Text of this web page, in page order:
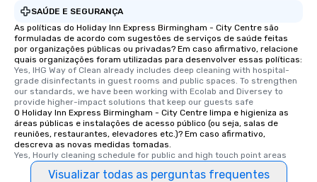
SAÚDE E SEGURANÇA
As políticas do Holiday Inn Express Birmingham - City Centre são
formuladas de acordo com sugestões de serviços de saúde feitas
por organizações públicas ou privadas? Em caso afirmativo, relacione
quais organizações foram utilizadas para desenvolver essas políticas:
Yes, IHG Way of Clean already includes deep cleaning with hospital-
grade disinfectants in guest rooms and public spaces. To strengthen
our standards, we have been working with Ecolab and Diversey to
provide higher-impact solutions that keep our guests safe
O Holiday Inn Express Birmingham - City Centre limpa e higieniza as
áreas públicas e instalações de acesso público (ou seja, salas de
reuniões, restaurantes, elevadores etc.)? Em caso afirmativo,
descreva as novas medidas tomadas.
Yes, Hourly cleaning schedule for public and high touch point areas
Visualizar todas as perguntas frequentes